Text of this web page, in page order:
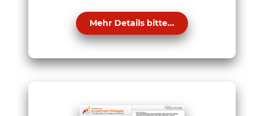
Mehr Details bitte...